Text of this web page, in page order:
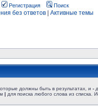
Регистрация Поиск
без ответов Активные темы
должны быть в результатах, и -
| для поиска любого слова из списка.